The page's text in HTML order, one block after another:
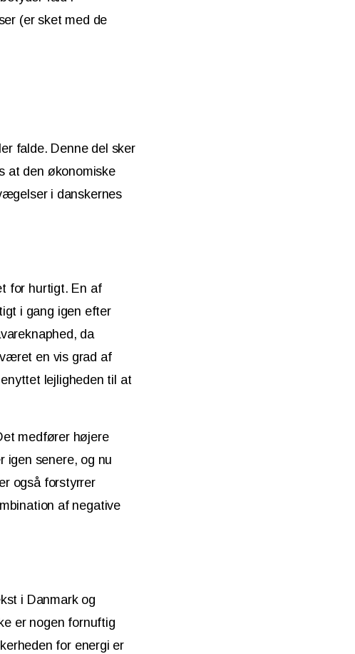
(er sket med de
falde. Denne del sker
at den økonomiske
i danskernes
for hurtigt. En af
i gang igen efter
da
en vis grad af
lejligheden til at
medfører højere
igen senere, og nu
også forstyrrer
af negative
i Danmark og
er nogen fornuftig
for energi er